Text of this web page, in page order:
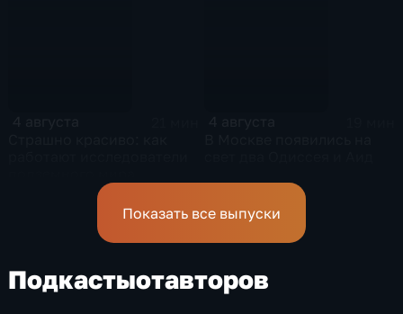
Показать все выпуски
Подкастыотавторов